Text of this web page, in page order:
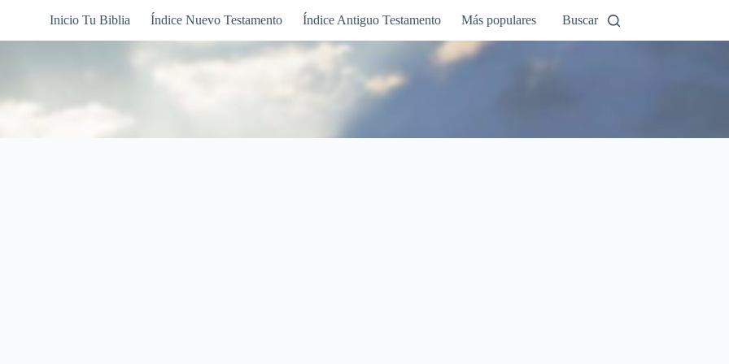
Inicio Tu Biblia Índice Nuevo Testamento Índice Antiguo Testamento Más populares Buscar